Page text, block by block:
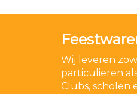
Wij leveren
particulieren
Clubs, scholen